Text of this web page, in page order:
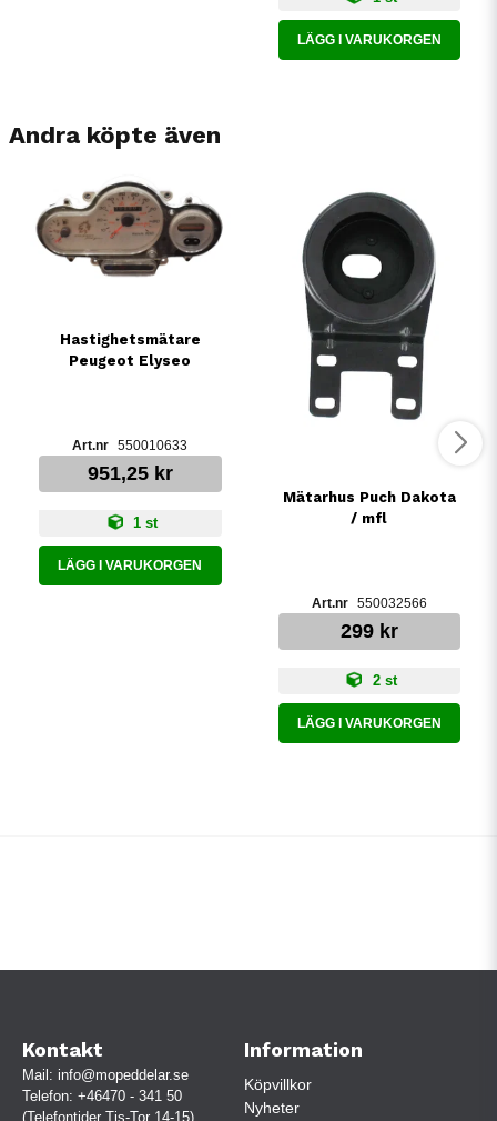
LÄGG I VARUKORGEN
Andra köpte även
Hastighetsmätare
Peugeot Elyseo
550010633
951,25 kr
1 st
LÄGG I VARUKORGEN
Mätarhus Puch Dakota
/ mfl
550032566
299 kr
2 st
LÄGG I VARUKORGEN
Kontakt
Mail: info@mopeddelar.se
Telefon: +46470 - 341 50
(Telefontider Tis-Tor 14-15)
Information
Köpvillkor
Nyheter